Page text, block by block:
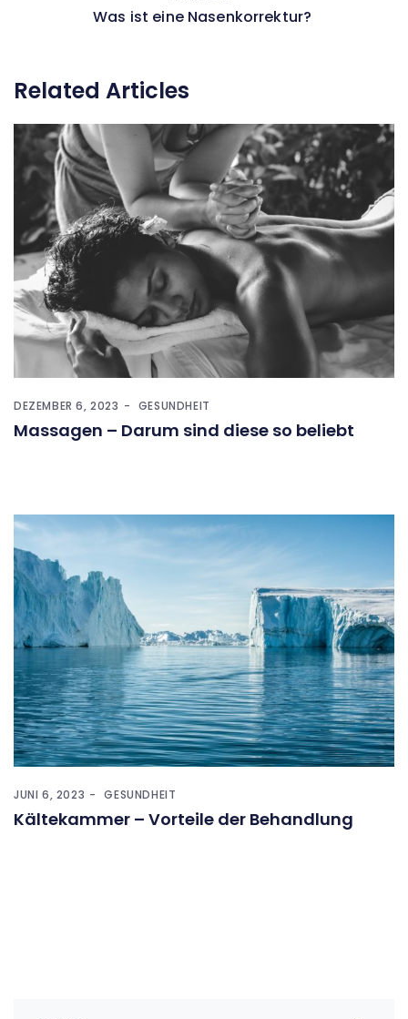
Was ist eine Nasenkorrektur?
Related Articles
DEZEMBER 6, 2023 GESUNDHEIT
Massagen – Darum sind diese so beliebt
JUNI 6, 2023 GESUNDHEIT
Kältekammer – Vorteile der Behandlung